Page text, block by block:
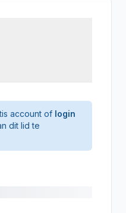
account of login
dit lid te